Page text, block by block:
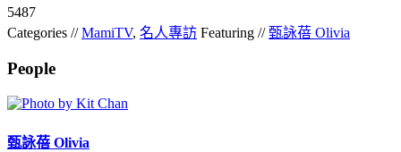
5487
Categories //MamiTV, 名人專訪 Featuring // 甄詠蓓 Olivia
People
甄詠蓓 Olivia